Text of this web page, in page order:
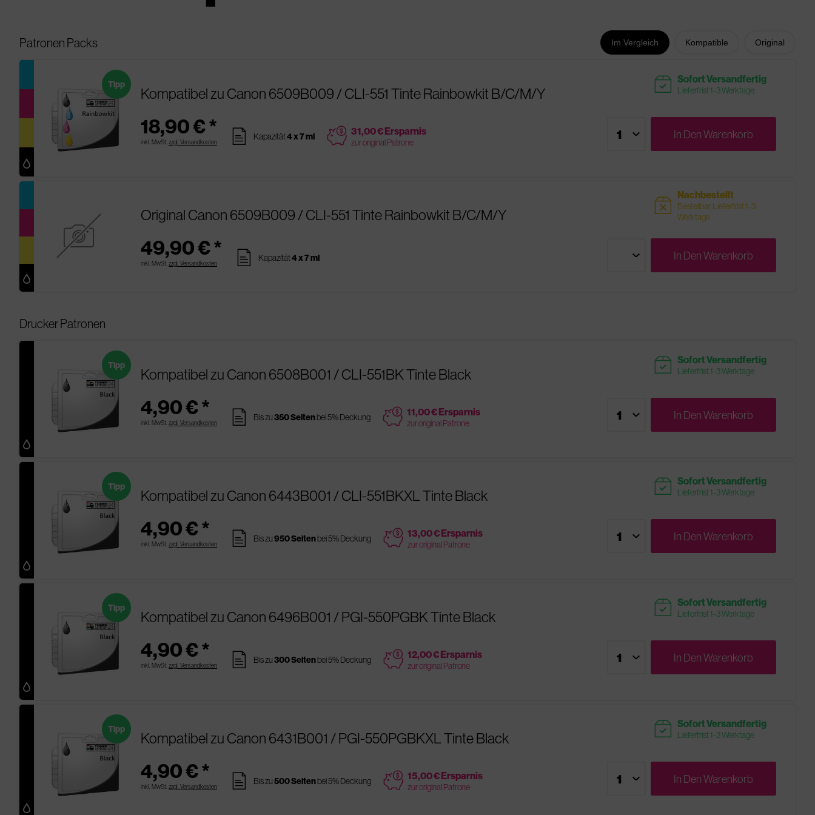
Im Vergleich Kompatible Original
Patronen Packs
Kompatibel zu Canon 6509B009 / CLI-551 Tinte Rainbowkit B/C/M/Y
18,90 € *
inkl. MwSt. zzgl. Versandkosten
Tipp
pages Kapazität4 x 7 ml price 31,00 € Ersparnis
zur original Patrone
readytoship Sofort Versandfertig
Lieferfrist 1-3 Werktage
In DenWarenkorb
Original Canon 6509B009 / CLI-551 Tinte Rainbowkit B/C/M/Y
49,90 € *
inkl. MwSt. zzgl. Versandkosten pages Kapazität4 x 7 ml
sold Nachbestellt
Bestellbar, Lieferfrist 1-3
Werktage
In DenWarenkorb
Drucker Patronen
Kompatibel zu Canon 6508B001 / CLI-551BK Tinte Black
4,90 € *
inkl. MwSt. zzgl. Versandkosten
Tipp
pages Bis zu350 Seitenbei 5% Deckung price 11,00 € Ersparnis
zur original Patrone
readytoship Sofort Versandfertig
Lieferfrist 1-3 Werktage
In DenWarenkorb
Kompatibel zu Canon 6443B001 / CLI-551BKXL Tinte Black
4,90 € *
inkl. MwSt. zzgl. Versandkosten
Tipp
pages Bis zu950 Seitenbei 5% Deckung price 13,00 € Ersparnis
zur original Patrone
readytoship Sofort Versandfertig
Lieferfrist 1-3 Werktage
In DenWarenkorb
Kompatibel zu Canon 6496B001 / PGI-550PGBK Tinte Black
4,90 € *
inkl. MwSt. zzgl. Versandkosten
Tipp
pages Bis zu300 Seitenbei 5% Deckung price 12,00 € Ersparnis
zur original Patrone
readytoship Sofort Versandfertig
Lieferfrist 1-3 Werktage
In DenWarenkorb
Kompatibel zu Canon 6431B001 / PGI-550PGBKXL Tinte Black
4,90 € *
inkl. MwSt. zzgl. Versandkosten
Tipp
pages Bis zu500 Seitenbei 5% Deckung price 15,00 € Ersparnis
zur original Patrone
readytoship Sofort Versandfertig
Lieferfrist 1-3 Werktage
In DenWarenkorb